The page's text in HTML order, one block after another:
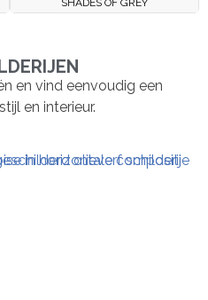
SHADES OF GREY
en vind eenvoudig een
en interieur.